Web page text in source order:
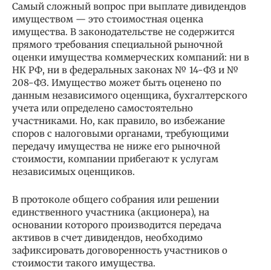
Самый сложный вопрос при выплате дивидендов
имуществом — это стоимостная оценка
имущества. В законодательстве не содержится
прямого требования специальной рыночной
оценки имущества коммерческих компаний: ни в
НК РФ, ни в федеральных законах № 14-ФЗ и №
208-ФЗ. Имущество может быть оценено по
данным независимого оценщика, бухгалтерского
учета или определено самостоятельно
участниками. Но, как правило, во избежание
споров с налоговыми органами, требующими
передачу имущества не ниже его рыночной
стоимости, компании прибегают к услугам
независимых оценщиков.
В протоколе общего собрания или решении
единственного участника (акционера), на
основании которого производится передача
активов в счет дивидендов, необходимо
зафиксировать договоренность участников о
стоимости такого имущества.